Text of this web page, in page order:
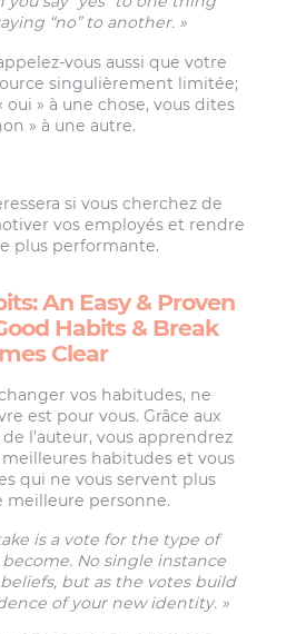
“no” to another. »
vous aussi que votre
singulièrement limitée;
oui » à une chose, vous dites
» à une autre.
si vous cherchez de
vos employés et rendre
plus performante.
An Easy & Proven
Habits & Break
Clear
vos habitudes, ne
est pour vous. Grâce aux
l’auteur, vous apprendrez
habitudes et vous
qui ne vous servent plus
meilleure personne.
is a vote for the type of
No single instance
but as the votes build
of your new identity. »